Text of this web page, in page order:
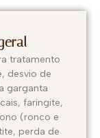
tratamento
desvio de
garganta
faringite,
(ronco e
perda de